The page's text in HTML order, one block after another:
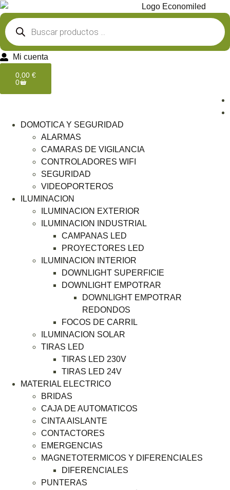
Mi cuenta
0,00 €
0
DOMOTICA Y SEGURIDAD
ALARMAS
CAMARAS DE VIGILANCIA
CONTROLADORES WIFI
SEGURIDAD
VIDEOPORTEROS
ILUMINACION
ILUMINACION EXTERIOR
ILUMINACION INDUSTRIAL
CAMPANAS LED
PROYECTORES LED
ILUMINACION INTERIOR
DOWNLIGHT SUPERFICIE
DOWNLIGHT EMPOTRAR
DOWNLIGHT EMPOTRAR
REDONDOS
FOCOS DE CARRIL
ILUMINACION SOLAR
TIRAS LED
TIRAS LED 230V
TIRAS LED 24V
MATERIAL ELECTRICO
BRIDAS
CAJA DE AUTOMATICOS
CINTA AISLANTE
CONTACTORES
EMERGENCIAS
MAGNETOTERMICOS Y DIFERENCIALES
DIFERENCIALES
PUNTERAS